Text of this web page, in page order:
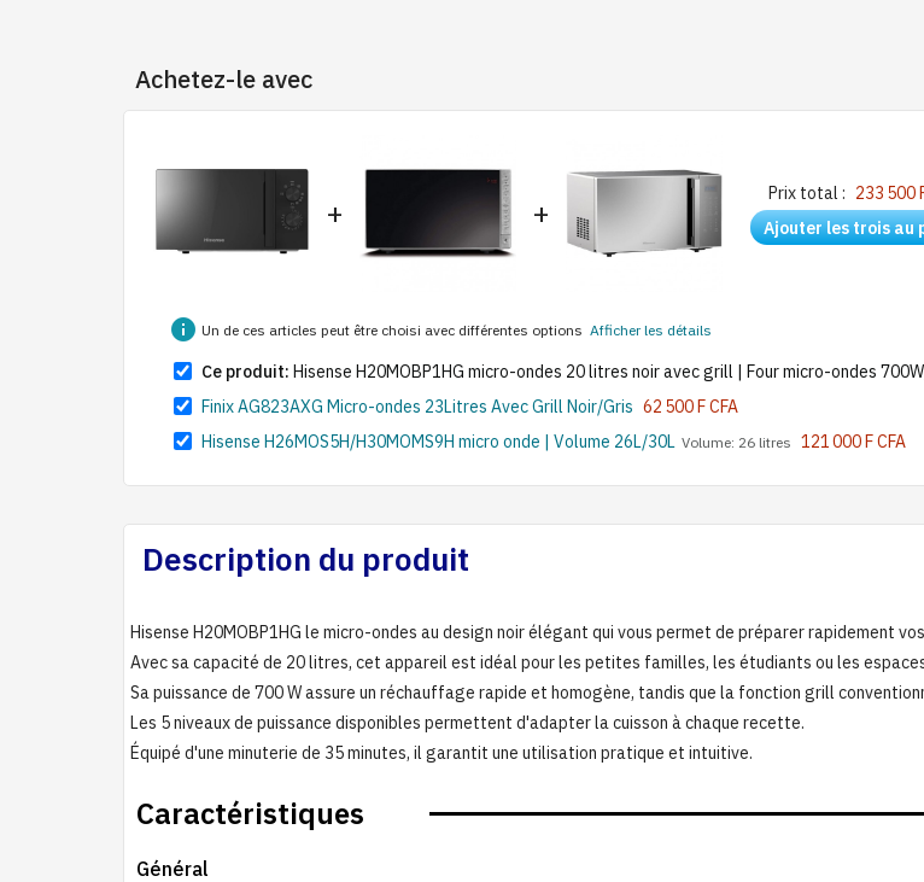
Achetez-le avec
+ +
Prix total : 233 500
Ajouter les trois au
info Un de ces articles peut être choisi avec différentes options Afficher les détails
Ce produit: Hisense H20MOBP1HG micro-ondes 20 litres noir avec grill | Four micro-ondes
Finix AG823AXG Micro-ondes 23Litres Avec Grill Noir/Gris 62 500 F CFA
Hisense H26MOS5H/H30MOMS9H micro onde | Volume 26L/30L Volume: 26 litres 121 000 F CFA
Description du produit
Hisense H20MOBP1HG le micro-ondes au design noir élégant qui vous permet de préparer rapidement
Avec sa capacité de 20 litres, cet appareil est idéal pour les petites familles, les étudiants ou les
Sa puissance de 700 W assure un réchauffage rapide et homogène, tandis que la fonction grill
Les 5 niveaux de puissance disponibles permettent d'adapter la cuisson à chaque recette.
Équipé d'une minuterie de 35 minutes, il garantit une utilisation pratique et intuitive.
Caractéristiques
Général